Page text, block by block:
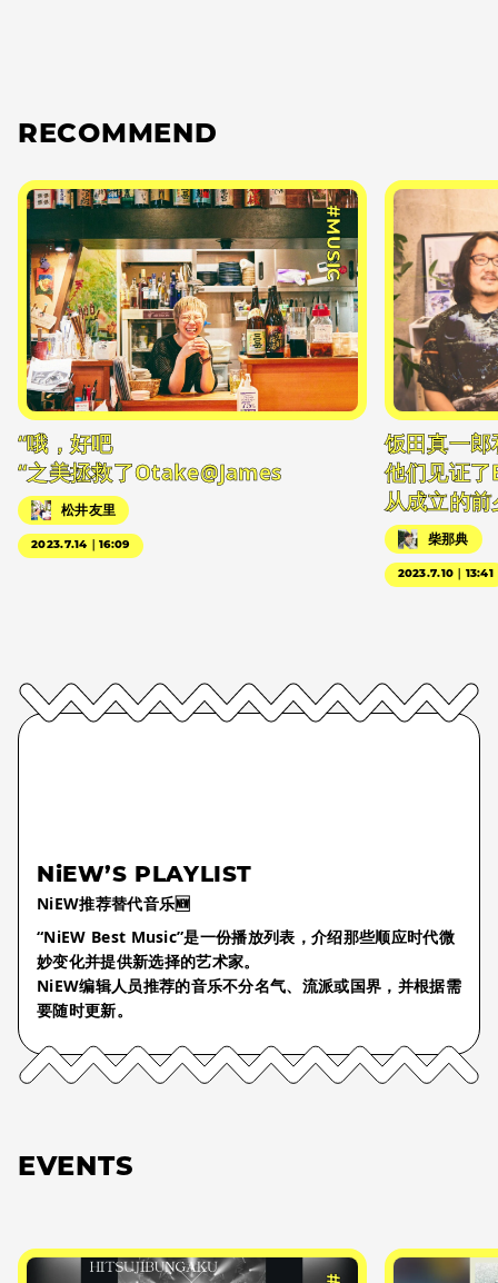
RECOMMEND
#MUSIC
“哦，好吧
“之美拯救了Otake@James
松井友里
2023.7.14｜16:09
饭田真一
他们见证
从成立的
柴那典
2023.7.10｜13:41
NiEW’S PLAYLIST
NiEW推荐替代音乐🆕
“NiEW Best Music”是一份播放列表，介绍那些顺应时代微
妙变化并提供新选择的艺术家。
NiEW编辑人员推荐的音乐不分名气、流派或国界，并根据需
要随时更新。
EVENTS